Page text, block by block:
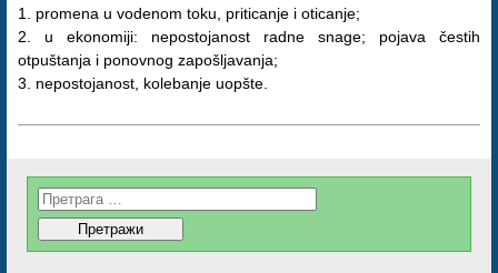
1. promena u vodenom toku, priticanje i oticanje;
2. u ekonomiji: nepostojanost radne snage; pojava čestih
otpuštanja i ponovnog zapošljavanja;
3. nepostojanost, kolebanje uopšte.